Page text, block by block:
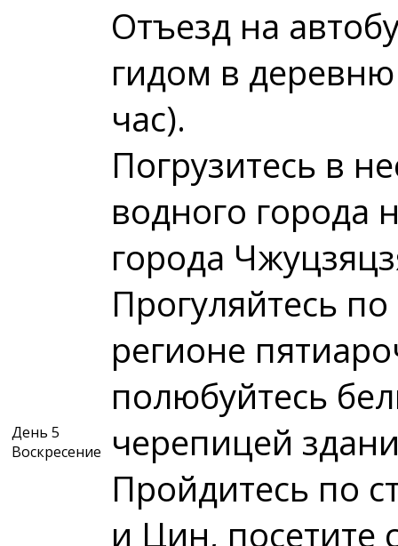
День 5
Воскресение
Отъезд на
гидом в
час).
Погрузитесь в
водного города
города
Прогуляйтесь
регионе
полюбуйтесь
черепицей
Пройдитесь по
и Цин, посетите